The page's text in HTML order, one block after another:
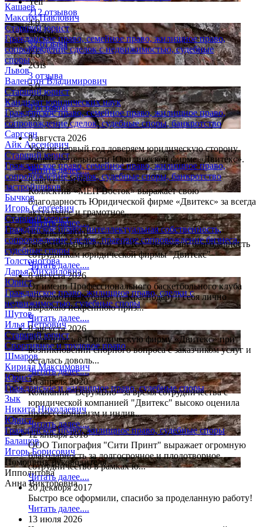
Кашаев
Максим Павлович
Старший юрист
Гражданское право, семейное право, жилищное право,
сопровождение сделок с недвижимостью, судебные
споры
Львов
Валентин Владимирович
Старший юрист
Кандидат юридических наук
Гражданское право, семейное право, жилищное право,
сопровождение сделок, судебные споры, банкротство
Саргсян
Айк Арсенович
Старший юрист
Гражданское право, семейное право, жилищное право,
сопровождение сделок, судебные споры, банкротство
застройщиков
Бычков
Игорь Сергеевич
Старший юрист
Гражданское право, интеллектуальная собственность,
сопровождение сделок, правовое сопровождение бизнеса,
судебные споры
Толстоногова
Дарья Михайловна
Юрист
Гражданское право, жилищное право, сделки с
недвижимостью, судебные споры
Шутов
Илья Петрович
Старший юрист
Спортивное и трудовое право
Шмаров
Кирилл Максимович
Юрист
Гражданское и жилищное право, судебные споры
Зык
Никита Николаевич
Юрист
Гражданское право, жилищное право, судебные споры
Балашов
Игорь Борисович
Помощник руководителя
Ипполитова
Анна Викторовна
212 отзывов
4.9
Google
52 отзыва
4.6
2Gis
3 отзыва
5.0
Zoon
9 отзывов
5.0
8 августа 2026
Уже не первый год доверяем юридическую сторону
нашей деятельности Юридической фирме «Двитекс».
Читать далее....
8 августа 2026
Коллектив «МЕП Восток» выражает свою
благодарность Юридической фирме «Двитекс» за всегда
актуальное и грамотное...
Читать далее....
12 января 2018
Баскетбольный клуб "ЦСКА" выражает благодарность
сотрудникам юридической фирмы "Двитекс"
Читать далее....
8 августа 2026
От имени Профессионального баскетбольного клуба
«Локомотив-Кубань» (г. Краснодар) и себя лично
выражаю искреннюю приз...
Читать далее....
8 августа 2026
Обратилась в Юридическую фирму «Двитекс» при
возникновении спорного вопроса с заказчиком услуг и
осталась доволь...
Читать далее....
20 апреля 2020
Компания "ВерумБио" за время сотрудничества с
юридической компанией "Двитекс" высоко оценила
профессионализм и индив...
Читать далее....
12 января 2018
ООО Типография "Сити Принт" выражает огромную
благодарность за долгосрочное и плодотворное
сотрудничество в рамках ю...
Читать далее....
20 декабря 2017
Быстро все оформили, спасибо за проделанную работу!
Читать далее....
13 июля 2026